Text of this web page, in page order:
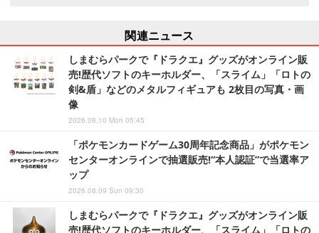
関連ニュース
しまむらパークで『ドラクエ』グッズがオンライン販
売!歴代ソフトのキーホルダー、「スライム」「ロトの
剣&盾」などのメタルフィギュアも 2枚目の写真・画
像
2026.08.10 Mon 05:45
「ポケモンカードゲーム30周年記念商品」がポケモン
センターオンラインで抽選販売!“本人認証”で当選率ア
ップ
2026.08.09 Sun 09:30
しまむらパークで『ドラクエ』グッズがオンライン販
売!歴代ソフトのキーホルダー、「スライム」「ロトの